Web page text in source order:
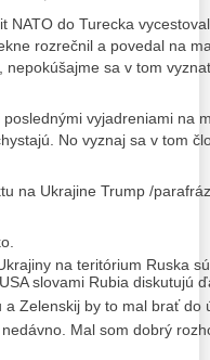
NATO do Turecka
rozrečnil a povedal na
sa v tom
vyjadreniami na
No vyznaj sa v tom
na Ukrajine Trump /
na teritórium Ruska
slovami Rubia diskutujú
Zelenskij by to mal brať do
Mal som dobrý